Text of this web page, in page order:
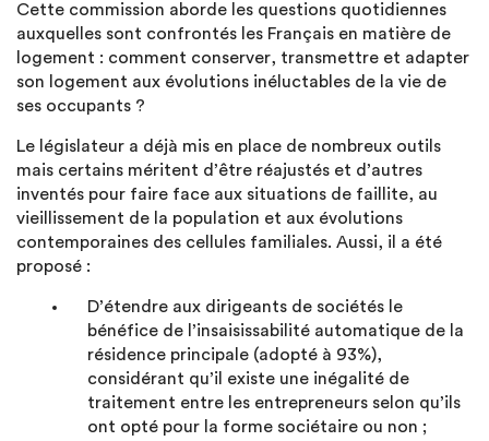
Cette commission aborde les questions quotidiennes
auxquelles sont confrontés les Français en matière de
logement : comment conserver, transmettre et adapter
son logement aux évolutions inéluctables de la vie de
ses occupants ?
Le législateur a déjà mis en place de nombreux outils
mais certains méritent d’être réajustés et d’autres
inventés pour faire face aux situations de faillite, au
vieillissement de la population et aux évolutions
contemporaines des cellules familiales. Aussi, il a été
proposé :
D’étendre aux dirigeants de sociétés le
bénéfice de l’insaisissabilité automatique de la
résidence principale (adopté à 93%),
considérant qu’il existe une inégalité de
traitement entre les entrepreneurs selon qu’ils
ont opté pour la forme sociétaire ou non ;